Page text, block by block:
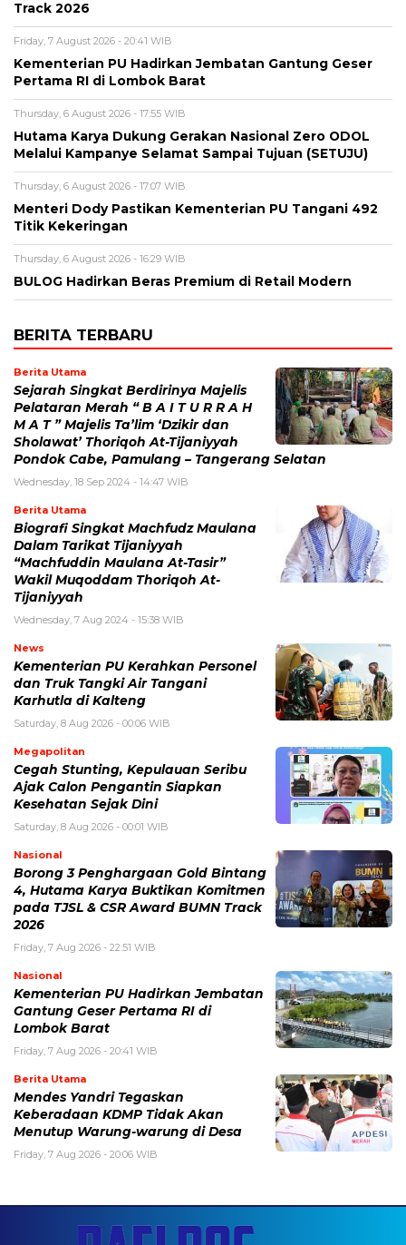
Track 2026
Friday, 7 August 2026 - 20:41 WIB
Kementerian PU Hadirkan Jembatan Gantung Geser
Pertama RI di Lombok Barat
Thursday, 6 August 2026 - 17:55 WIB
Hutama Karya Dukung Gerakan Nasional Zero ODOL
Melalui Kampanye Selamat Sampai Tujuan (SETUJU)
Thursday, 6 August 2026 - 17:07 WIB
Menteri Dody Pastikan Kementerian PU Tangani 492
Titik Kekeringan
Thursday, 6 August 2026 - 16:29 WIB
BULOG Hadirkan Beras Premium di Retail Modern
BERITA TERBARU
Berita Utama
Sejarah Singkat Berdirinya Majelis
Pelataran Merah “ B A I T U R R A H
M A T ” Majelis Ta’lim ‘Dzikir dan
Sholawat’ Thoriqoh At-Tijaniyyah
Pondok Cabe, Pamulang – Tangerang Selatan
Wednesday, 18 Sep 2024 - 14:47 WIB
Berita Utama
Biografi Singkat Machfudz Maulana
Dalam Tarikat Tijaniyyah
“Machfuddin Maulana At-Tasir”
Wakil Muqoddam Thoriqoh At-
Tijaniyyah
Wednesday, 7 Aug 2024 - 15:38 WIB
News
Kementerian PU Kerahkan Personel
dan Truk Tangki Air Tangani
Karhutla di Kalteng
Saturday, 8 Aug 2026 - 00:06 WIB
Megapolitan
Cegah Stunting, Kepulauan Seribu
Ajak Calon Pengantin Siapkan
Kesehatan Sejak Dini
Saturday, 8 Aug 2026 - 00:01 WIB
Nasional
Borong 3 Penghargaan Gold Bintang
4, Hutama Karya Buktikan Komitmen
pada TJSL & CSR Award BUMN Track
2026
Friday, 7 Aug 2026 - 22:51 WIB
Nasional
Kementerian PU Hadirkan Jembatan
Gantung Geser Pertama RI di
Lombok Barat
Friday, 7 Aug 2026 - 20:41 WIB
Berita Utama
Mendes Yandri Tegaskan
Keberadaan KDMP Tidak Akan
Menutup Warung-warung di Desa
Friday, 7 Aug 2026 - 20:06 WIB